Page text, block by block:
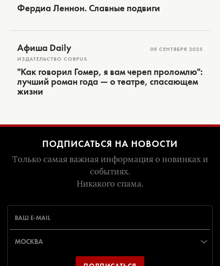
Фердиа Леннон. Славные подвиги
Афиша Daily
ИЗДАТЕЛЬСТВО CORPUS
09 СЕНТЯБРЯ 2025
"Как говорил Гомер, я вам череп проломлю":
лучший роман года — о театре, спасающем
жизни
ПОДПИСАТЬСЯ НА НОВОСТИ
Только самая важная информация о новинках и
событиях.
Никакого спама.